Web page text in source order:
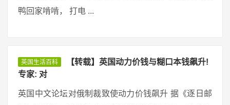
鸭回家啃啃， 打电 ...
英国生活百科
【转载】英国动力价钱与糊口本钱飙升!
专家: 对
英国中文论坛对俄制裁致使动力价钱飙升 据《逐日邮